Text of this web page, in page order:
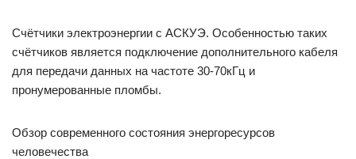
Счётчики электроэнергии с АСКУЭ. Особенностью таких
счётчиков является подключение дополнительного кабеля
для передачи данных на частоте 30-70кГц и
пронумерованные пломбы.
Обзор современного состояния энергоресурсов
человечества